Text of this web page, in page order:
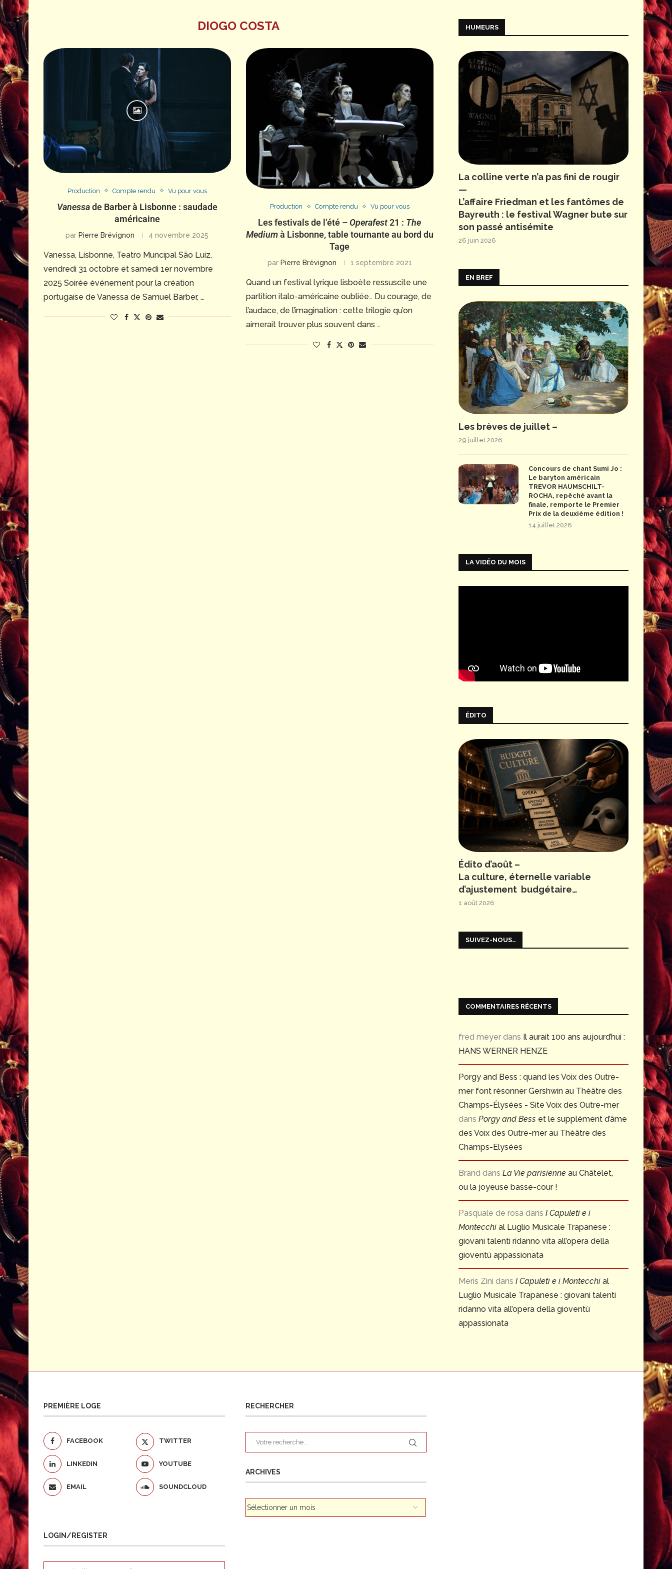
DIOGO COSTA
Production Compte rendu Vu pour vous
Vanessade Barber à Lisbonne : saudade
américaine
par Pierre Brévignon 4 novembre 2025
Vanessa, Lisbonne, Teatro Muncipal São Luiz,
vendredi 31 octobre et samedi 1er novembre
2025 Soirée événement pour la création
portugaise de Vanessa de Samuel Barber, …
Production Compte rendu Vu pour vous
Les festivals de l’été – Operafest21 : The
Mediumà Lisbonne, table tournante au bord du
Tage
par Pierre Brévignon 1 septembre 2021
Quand un festival lyrique lisboète ressuscite une
partition italo-américaine oubliée… Du courage, de
l’audace, de l’imagination : cette trilogie qu’on
aimerait trouver plus souvent dans …
HUMEURS
La colline verte n’a pas fini de rougir
—
L’affaire Friedman et les fantômes de
Bayreuth : le festival Wagner bute sur
son passé antisémite
26 juin 2026
EN BREF
Les brèves de juillet –
29 juillet 2026
Concours de chant Sumi Jo :
Le baryton américain
TREVOR HAUMSCHILT-
ROCHA, repêché avant la
finale, remporte le Premier
Prix de la deuxième édition !
14 juillet 2026
LA VIDÉO DU MOIS
ÉDITO
Édito d’août –
La culture, éternelle variable
d’ajustement budgétaire…
1 août 2026
SUIVEZ-NOUS…
COMMENTAIRES RÉCENTS
fred meyer dans Il aurait 100 ans aujourd’hui :
HANS WERNER HENZE
Porgy and Bess : quand les Voix des Outre-
mer font résonner Gershwin au Théâtre des
Champs-Élysées - Site Voix des Outre-mer
dans Porgy and Bess et le supplément d’âme
des Voix des Outre-mer au Théâtre des
Champs-Elysées
Brand dans La Vie parisienne au Châtelet,
ou la joyeuse basse-cour !
Pasquale de rosa dans I Capuleti e i
Montecchi al Luglio Musicale Trapanese :
giovani talenti ridanno vita all’opera della
gioventù appassionata
Meris Zini dans I Capuleti e i Montecchi al
Luglio Musicale Trapanese : giovani talenti
ridanno vita all’opera della gioventù
appassionata
PREMIÈRE LOGE
FACEBOOK TWITTER
LINKEDIN YOUTUBE
EMAIL SOUNDCLOUD
LOGIN/REGISTER
RECHERCHER
ARCHIVES